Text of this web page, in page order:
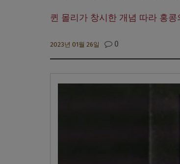
퀸 몰리가 창시한 개념 따라 홍
2023년 01월 26일 0